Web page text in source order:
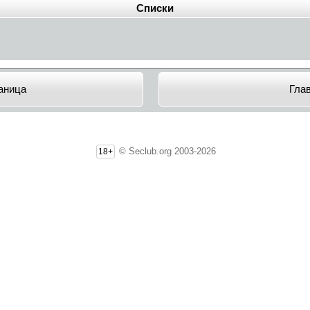
Списки
18+ © Seclub.org 2003-2026